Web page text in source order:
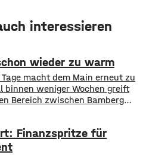
interessieren
wieder zu warm
macht dem Main erneut zu
binnen weniger Wochen greift
Bereich zwischen Bamberg
drei Warnstufen. Zwar gibt es
im Wasser noch keine
Finanzspritze für